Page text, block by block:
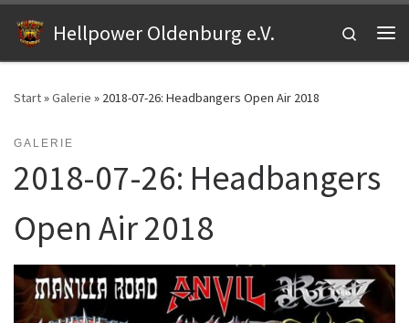
Zum Inhalt springen
Hellpower Oldenburg e.V.
Search
Start»Galerie » 2018-07-26: Headbangers Open Air 2018
GALERIE
2018-07-26: Headbangers
Open Air 2018